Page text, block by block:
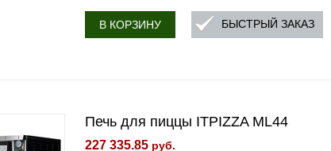
В КОРЗИНУ БЫСТРЫЙ ЗАКАЗ
Печь для пиццы ITPIZZA ML44
227 335.85 руб.